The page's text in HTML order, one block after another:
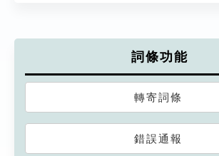
詞條功能
轉寄詞條
錯誤通報